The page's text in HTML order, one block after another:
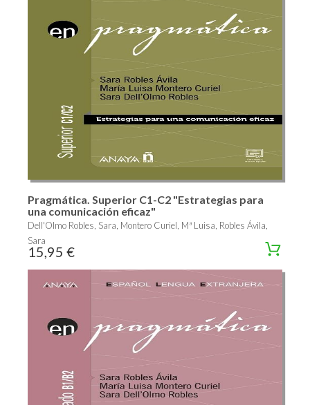
Pragmática. Superior C1-C2 "Estrategias para
una comunicación eficaz"
Dell'Olmo Robles, Sara, Montero Curiel, Mª Luisa, Robles Ávila,
Sara
15,95 €